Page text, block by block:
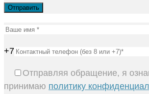
+7
Отправляя обращение, я
принимаю политику